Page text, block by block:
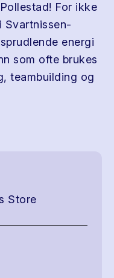
For ikke
Svartnissen-
energi
som ofte brukes
teambuilding og
Store